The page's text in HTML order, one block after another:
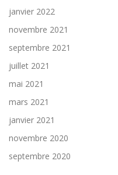
janvier 2022
novembre 2021
septembre 2021
juillet 2021
mai 2021
mars 2021
janvier 2021
novembre 2020
septembre 2020